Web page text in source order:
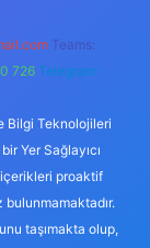
Teams:
726 Telegram:
Bilgi Teknolojileri
Yer Sağlayıcı
proaktif
taşımakta olup,